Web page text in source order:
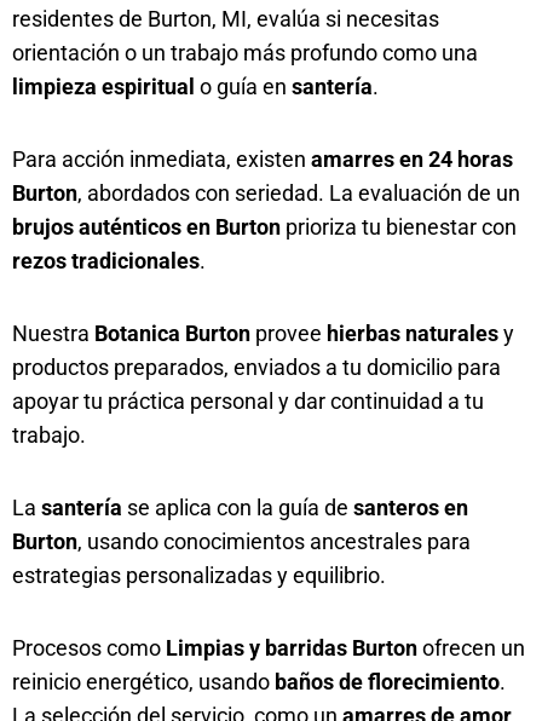
residentes de Burton, MI, evalúa si necesitas
orientación o un trabajo más profundo como una
limpieza espiritual o guía en santería.
Para acción inmediata, existen amarres en 24 horas
Burton, abordados con seriedad. La evaluación de un
brujos auténticos en Burton prioriza tu bienestar con
rezos tradicionales.
Nuestra Botanica Burton provee hierbas naturalesy
productos preparados, enviados a tu domicilio para
apoyar tu práctica personal y dar continuidad a tu
trabajo.
La santería se aplica con la guía de santeros en
Burton, usando conocimientos ancestrales para
estrategias personalizadas y equilibrio.
Procesos como Limpias y barridas Burtonofrecen un
reinicio energético, usando baños de florecimiento.
La selección del servicio, como un amarres de amor